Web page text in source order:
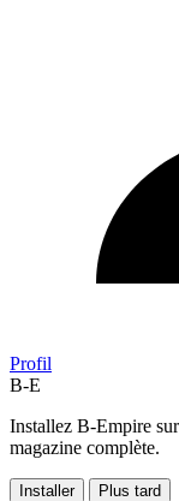
Profil
B-E
Installez B-Empire
magazine complète.
Installer Plus tard